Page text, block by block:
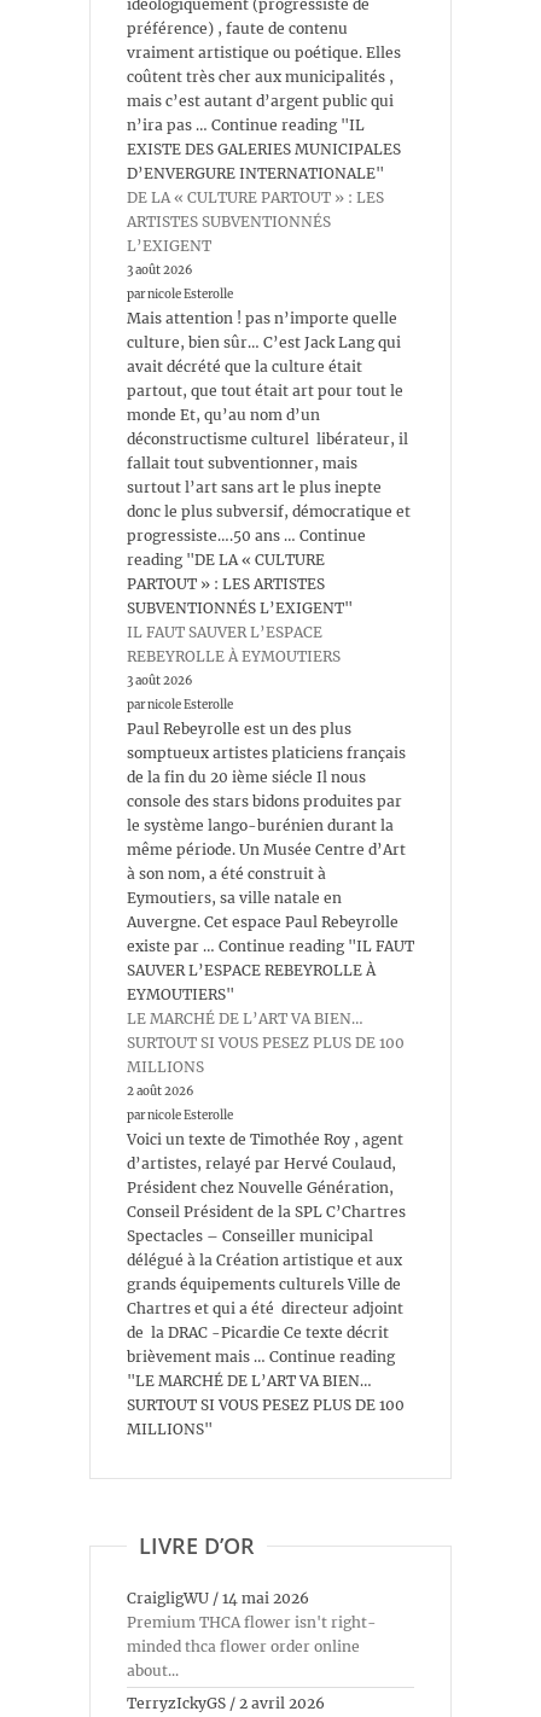
idéologiquement (progressiste de
préférence) , faute de contenu
vraiment artistique ou poétique. Elles
coûtent très cher aux municipalités ,
mais c’est autant d’argent public qui
n’ira pas … Continue reading "IL
EXISTE DES GALERIES MUNICIPALES
D’ENVERGURE INTERNATIONALE"
DE LA « CULTURE PARTOUT » : LES
ARTISTES SUBVENTIONNÉS
L’EXIGENT
3 août 2026
par nicole Esterolle
Mais attention ! pas n’importe quelle
culture, bien sûr… C’est Jack Lang qui
avait décrété que la culture était
partout, que tout était art pour tout le
monde Et, qu’au nom d’un
déconstructisme culturel libérateur, il
fallait tout subventionner, mais
surtout l’art sans art le plus inepte
donc le plus subversif, démocratique et
progressiste….50 ans … Continue
reading "DE LA « CULTURE
PARTOUT » : LES ARTISTES
SUBVENTIONNÉS L’EXIGENT"
IL FAUT SAUVER L’ESPACE
REBEYROLLE À EYMOUTIERS
3 août 2026
par nicole Esterolle
Paul Rebeyrolle est un des plus
somptueux artistes platiciens français
de la fin du 20 ième siécle Il nous
console des stars bidons produites par
le système lango-burénien durant la
même période. Un Musée Centre d’Art
à son nom, a été construit à
Eymoutiers, sa ville natale en
Auvergne. Cet espace Paul Rebeyrolle
existe par … Continue reading "IL FAUT
SAUVER L’ESPACE REBEYROLLE À
EYMOUTIERS"
LE MARCHÉ DE L’ART VA BIEN…
SURTOUT SI VOUS PESEZ PLUS DE 100
MILLIONS
2 août 2026
par nicole Esterolle
Voici un texte de Timothée Roy , agent
d’artistes, relayé par Hervé Coulaud,
Président chez Nouvelle Génération,
Conseil Président de la SPL C’Chartres
Spectacles – Conseiller municipal
délégué à la Création artistique et aux
grands équipements culturels Ville de
Chartres et qui a été directeur adjoint
de la DRAC -Picardie Ce texte décrit
brièvement mais … Continue reading
"LE MARCHÉ DE L’ART VA BIEN…
SURTOUT SI VOUS PESEZ PLUS DE 100
MILLIONS"
LIVRE D’OR
CraigligWU / 14 mai 2026
Premium THCA flower isn't right-
minded thca flower order online
about...
TerryzIckyGS / 2 avril 2026